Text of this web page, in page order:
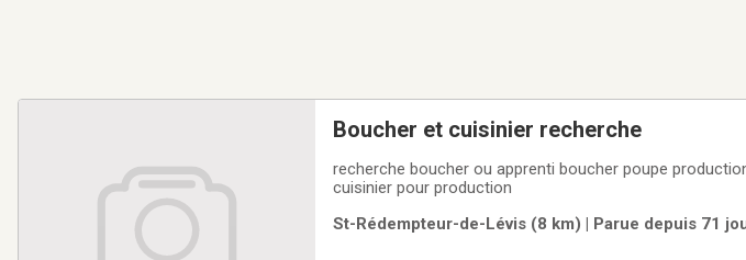
Boucher et cuisinier recherche
recherche boucher ou apprenti boucher poupe
cuisinier pour production
St-Rédempteur-de-Lévis (8 km) | Parue depuis 71